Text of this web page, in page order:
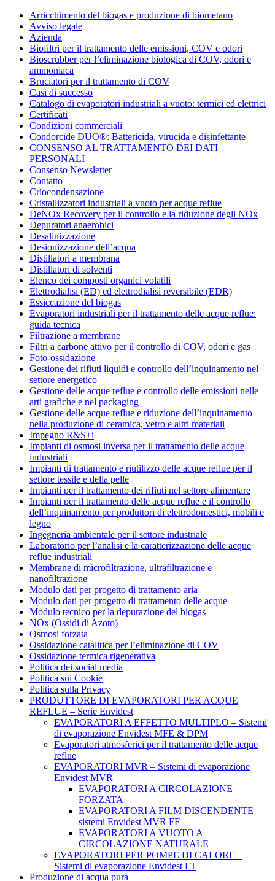
Condorchem
Enviro
Solutions
Arricchimento del biogas e produzione di biometano
Avviso legale
Azienda
Biofiltri per il trattamento delle emissioni, COV e odori
Bioscrubber per l’eliminazione biologica di COV, odori e
ammoniaca
Bruciatori per il trattamento di COV
Casi di successo
Catalogo di evaporatori industriali a vuoto: termici ed elettrici
Certificati
Condizioni commerciali
Condorcide DUO®: Battericida, virucida e disinfettante
CONSENSO AL TRATTAMENTO DEI DATI
PERSONALI
Consenso Newsletter
Contatto
Criocondensazione
Cristallizzatori industriali a vuoto per acque reflue
DeNOx Recovery per il controllo e la riduzione degli NOx
Depuratori anaerobici
Desalinizzazione
Desionizzazione dell’acqua
Distillatori a membrana
Distillatori di solventi
Elenco dei composti organici volatili
Elettrodialisi (ED) ed elettrodialisi reversibile (EDR)
Essiccazione del biogas
Evaporatori industriali per il trattamento delle acque reflue:
guida tecnica
Filtrazione a membrane
Filtri a carbone attivo per il controllo di COV, odori e gas
Foto-ossidazione
Gestione dei rifiuti liquidi e controllo dell’inquinamento nel
settore energetico
Gestione delle acque reflue e controllo delle emissioni nelle
arti grafiche e nel packaging
Gestione delle acque reflue e riduzione dell’inquinamento
nella produzione di ceramica, vetro e altri materiali
Impegno R&S+i
Impianti di osmosi inversa per il trattamento delle acque
industriali
Impianti di trattamento e riutilizzo delle acque reflue per il
settore tessile e della pelle
Impianti per il trattamento dei rifiuti nel settore alimentare
Impianti per il trattamento delle acque reflue e il controllo
dell’inquinamento per produttori di elettrodomestici, mobili e
legno
Ingegneria ambientale per il settore industriale
Laboratorio per l’analisi e la caratterizzazione delle acque
reflue industriali
Membrane di microfiltrazione, ultrafiltrazione e
nanofiltrazione
Modulo dati per progetto di trattamento aria
Modulo dati per progetto di trattamento delle acque
Modulo tecnico per la depurazione del biogas
NOx (Ossidi di Azoto)
Osmosi forzata
Ossidazione catalitica per l’eliminazione di COV
Ossidazione termica rigenerativa
Politica dei social media
Politica sui Cookie
Politica sulla Privacy
PRODUTTORE DI EVAPORATORI PER ACQUE
REFLUE – Serie Envidest
EVAPORATORI A EFFETTO MULTIPLO – Sistemi
di evaporazione Envidest MFE & DPM
Evaporatori atmosferici per il trattamento delle acque
reflue
EVAPORATORI MVR – Sistemi di evaporazione
Envidest MVR
EVAPORATORI A CIRCOLAZIONE
FORZATA
EVAPORATORI A FILM DISCENDENTE —
sistemi Envidest MVR FF
EVAPORATORI A VUOTO A
CIRCOLAZIONE NATURALE
EVAPORATORI PER POMPE DI CALORE –
Sistemi di evaporazione Envidest LT
Produzione di acqua pura